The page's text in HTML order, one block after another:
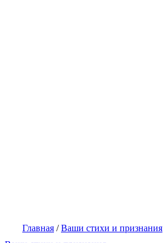
Главная /Ваши стихи и признания